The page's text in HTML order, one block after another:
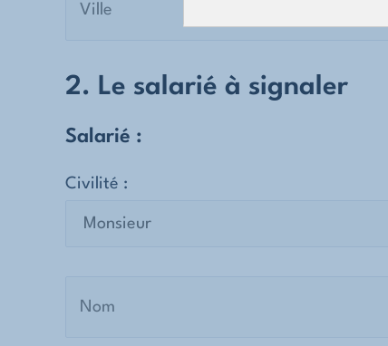
2. Le salarié à signaler
Salarié :
Civilité :